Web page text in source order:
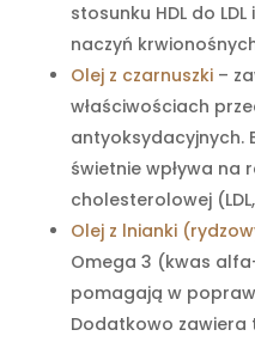
stosunku HDL do
naczyń
Olej z czarnuszki–
właściwościach
antyoksydacyjnych.
świetnie wpływa
cholesterolowej
Olej z lnianki
Omega 3 (kwas
pomagają w
Dodatkowo zawiera